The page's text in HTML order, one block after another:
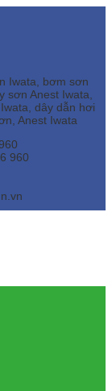
Iwata, bơm sơn
sơn Anest Iwata,
dây dẫn hơi
Anest Iwata
960